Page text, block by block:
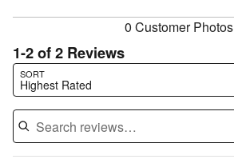
0 Customer Photos
1-2 of 2 Reviews
SORT
Highest Rated
Search reviews…